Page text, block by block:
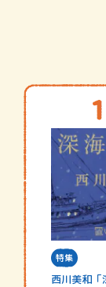
特集
西川美和「